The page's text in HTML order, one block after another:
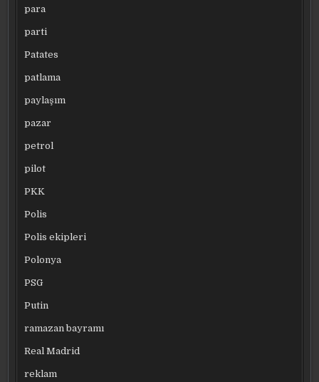
para
parti
Patates
patlama
paylaşım
pazar
petrol
pilot
PKK
Polis
Polis ekipleri
Polonya
PSG
Putin
ramazan bayramı
Real Madrid
reklam